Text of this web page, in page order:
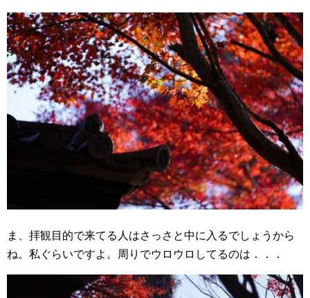
ま、拝観目的で来てる人はさっさと中に入るでしょうから
ね。私ぐらいですよ。周りでウロウロしてるのは．．．